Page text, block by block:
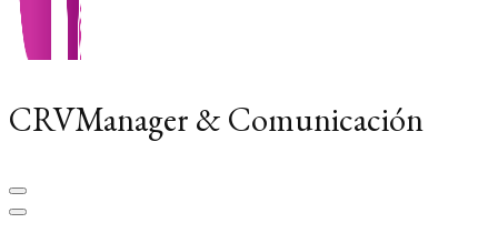
CRVManager & Comunicación